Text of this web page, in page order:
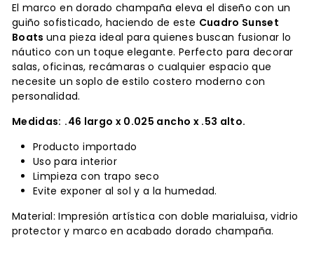
El marco en dorado champaña eleva el diseño con un
guiño sofisticado, haciendo de este Cuadro Sunset
Boatsuna pieza ideal para quienes buscan fusionar lo
náutico con un toque elegante. Perfecto para decorar
salas, oficinas, recámaras o cualquier espacio que
necesite un soplo de estilo costero moderno con
personalidad.
Medidas: .46 largo x 0.025 ancho x .53 alto.
Producto importado
Uso para interior
Limpieza con trapo seco
Evite exponer al sol y a la humedad.
Material: Impresión artística con doble marialuisa, vidrio
protector y marco en acabado dorado champaña.